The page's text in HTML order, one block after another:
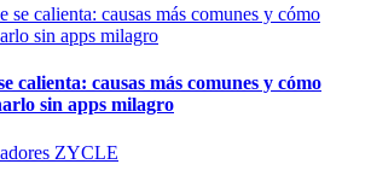
calienta: causas más comunes y cómo
sin apps milagro